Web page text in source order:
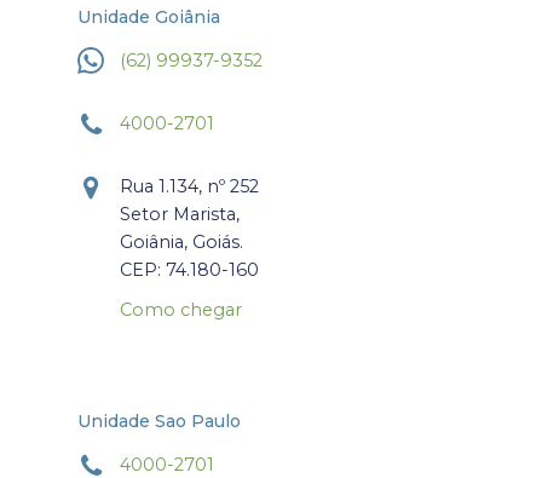
Unidade Goiânia
(62) 99937-9352
4000-2701
Rua 1.134, nº 252
Setor Marista,
Goiânia, Goiás.
CEP: 74.180-160
Como chegar
Unidade Sao Paulo
4000-2701